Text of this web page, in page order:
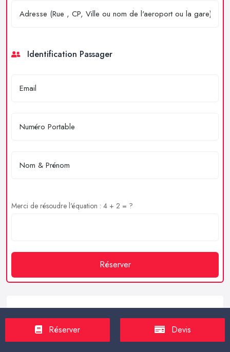
Identification Passager
Merci de résoudre l'équation : 4 + 2 = ?
Réserver
Service client
https://proxilive.fr
Réserver Devis